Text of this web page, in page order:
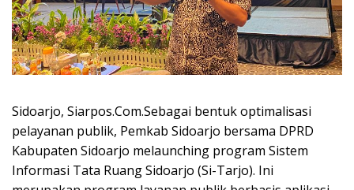
Sidoarjo, Siarpos.Com.Sebagai bentuk optimalisasi
pelayanan publik, Pemkab Sidoarjo bersama DPRD
Kabupaten Sidoarjo melaunching program Sistem
Informasi Tata Ruang Sidoarjo (Si-Tarjo). Ini